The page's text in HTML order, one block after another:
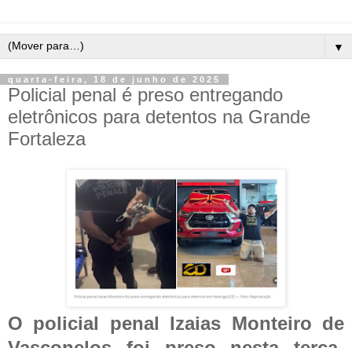
▼
quarta-feira, 18 de junho de 2025
Policial penal é preso entregando
eletrônicos para detentos na Grande
Fortaleza
O policial penal Izaias Monteiro de